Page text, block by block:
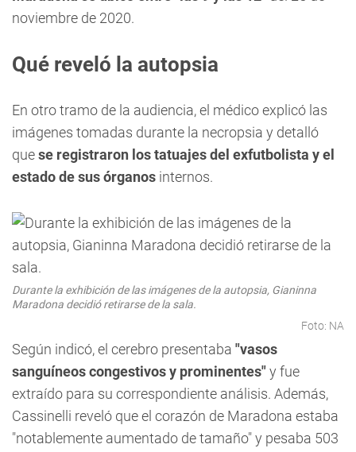
noviembre de 2020.
Qué reveló la autopsia
En otro tramo de la audiencia, el médico explicó las
imágenes tomadas durante la necropsia y detalló
quese registraron los tatuajes del exfutbolista y el
estado de sus órganos internos.
Durante la exhibición de las imágenes de la autopsia, Gianinna
Maradona decidió retirarse de la sala.
Foto: NA
Según indicó, el cerebro presentaba "vasos
sanguíneos congestivos y prominentes"y fue
extraído para su correspondiente análisis. Además,
Cassinelli reveló que el corazón de Maradona estaba
"notablemente aumentado de tamaño" y pesaba 503